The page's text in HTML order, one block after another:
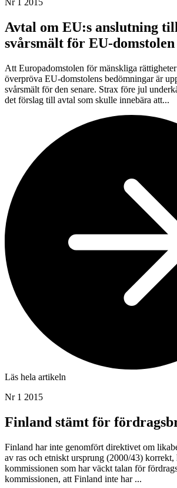
Nr 1 2015
Avtal om EU:s anslutning
svårsmält för EU-domstolen
Att Europadomstolen för mänskliga
överpröva EU-domstolens bedömningar är
svårsmält för den senare. Strax före jul
det förslag till avtal som skulle innebära att...
Läs hela artikeln
Nr 1 2015
Finland stämt för
Finland har inte genomfört direktivet om
av ras och etniskt ursprung (2000/43) korrekt,
kommissionen som har väckt talan för
kommissionen, att Finland inte har ...